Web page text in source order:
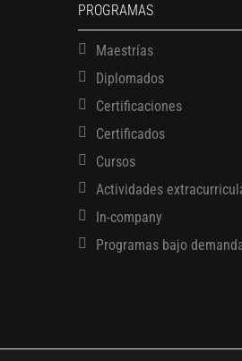
PROGRAMAS
Maestrías
Diplomados
Certificaciones
Certificados
Cursos
Actividades
In-company
Programas bajo